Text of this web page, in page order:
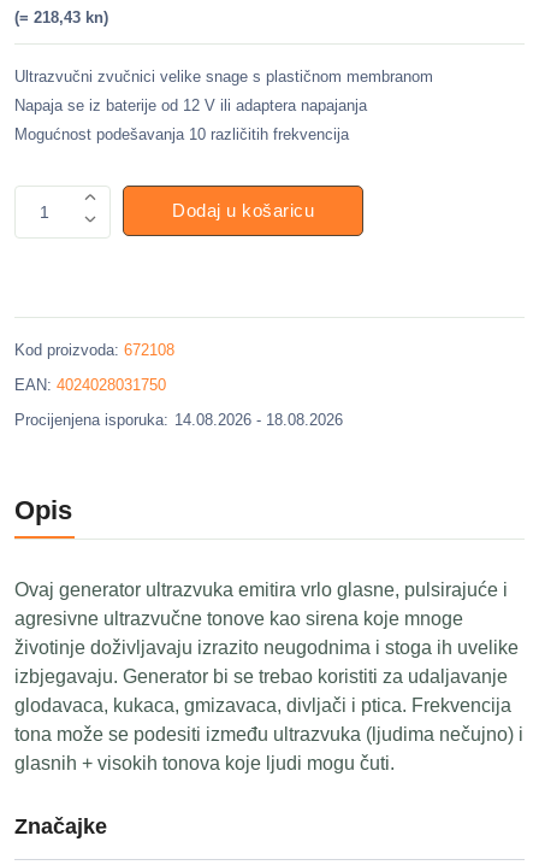
(= 218,43 kn)
Ultrazvučni zvučnici velike snage s plastičnom membranom
Napaja se iz baterije od 12 V ili adaptera napajanja
Mogućnost podešavanja 10 različitih frekvencija
1 Dodaj u košaricu
Kod proizvoda: 672108
EAN: 4024028031750
Procijenjena isporuka: 14.08.2026 - 18.08.2026
Opis
Ovaj generator ultrazvuka emitira vrlo glasne, pulsirajuće i
agresivne ultrazvučne tonove kao sirena koje mnoge
životinje doživljavaju izrazito neugodnima i stoga ih uvelike
izbjegavaju. Generator bi se trebao koristiti za udaljavanje
glodavaca, kukaca, gmizavaca, divljači i ptica. Frekvencija
tona može se podesiti između ultrazvuka (ljudima nečujno) i
glasnih + visokih tonova koje ljudi mogu čuti.
Značajke